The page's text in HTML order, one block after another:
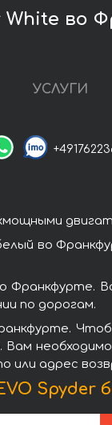
во
УСЛУГИ
во
по дорогам.
или адрес
Spyder